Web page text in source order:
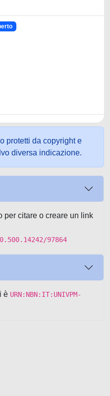
protetti da copyright e
diversa indicazione.
per citare o creare un link
97864
è URN:NBN:IT:UNIVPM-